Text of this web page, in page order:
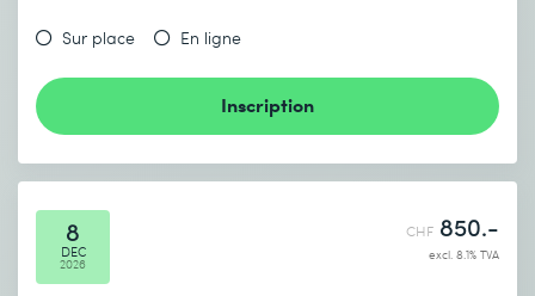
Sur place En ligne
Inscription
8
DEC
2026
CHF 850.-
excl. 8.1% TVA